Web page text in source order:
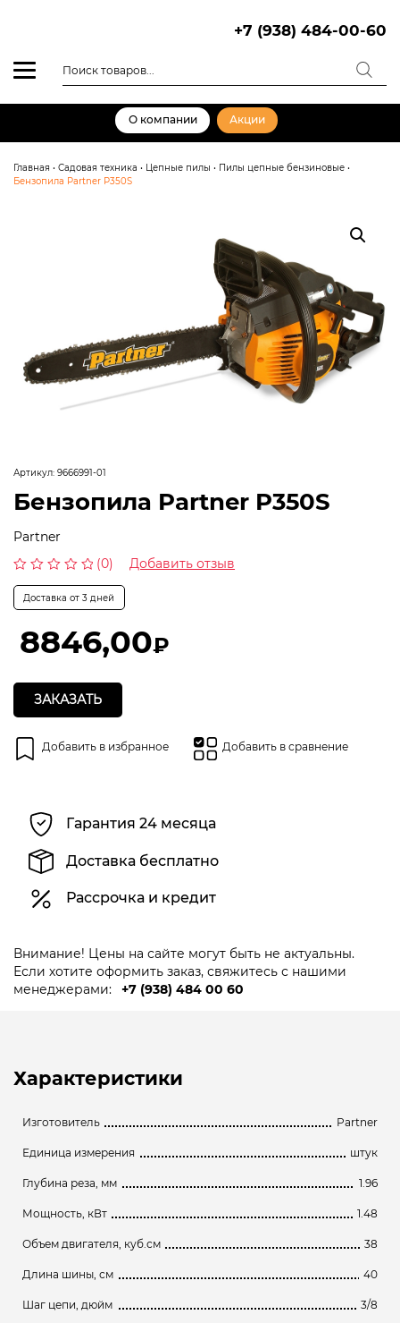
+7 (938) 484-00-60
товаров
О компании Акции
Главная • Садовая техника • Цепные пилы • Пилы цепные бензиновые •
Бензопила Partner P350S
Артикул: 9666991-01
Бензопила Partner P350S
Partner
Оценка
из
(0) Добавить отзыв
Доставка от 3 дней
8846,00₽
ЗАКАЗАТЬ
Добавить в избранное Добавить в сравнение
Гарантия 24 месяца
Доставка бесплатно
Рассрочка и кредит
Внимание! Цены на сайте могут быть не актуальны.
Если хотите оформить заказ, свяжитесь с нашими
менеджерами:
+7 (938) 484 00 60
Характеристики
Изготовитель Partner
Единица измерения штук
Глубина реза, мм 1.96
Мощность, кВт 1.48
Объем двигателя, куб.см 38
Длина шины, см 40
Шаг цепи, дюйм 3/8